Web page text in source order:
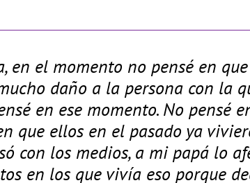
en el momento no pensé en
daño a la persona con la
en ese momento. No pensé
que ellos en el pasado ya
con los medios, a mi papá lo
en los que vivía eso porque